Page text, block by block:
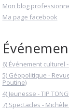
Mon blog
Ma page facebook
6) Événement culturel -
5) Géopolitique -
Poutine)
4) Jeunesse - TIP
7) Spectacles -